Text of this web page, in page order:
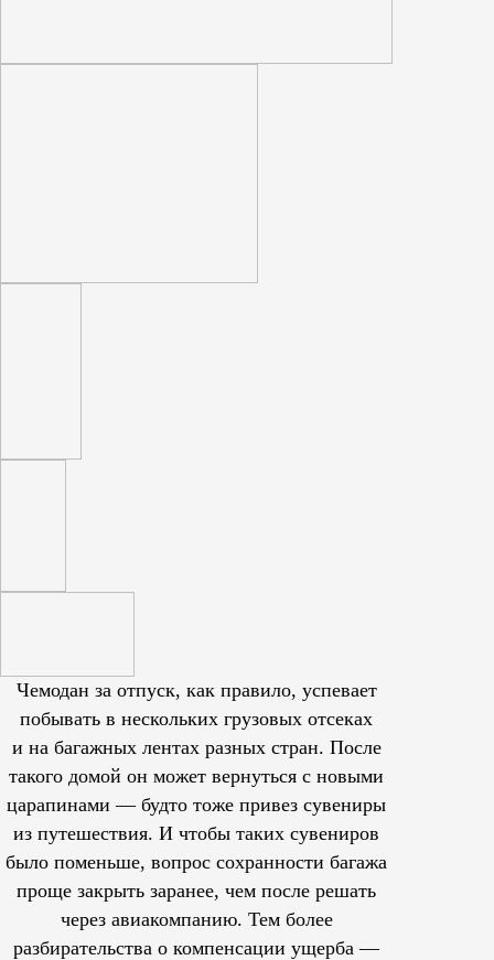
Чемодан за отпуск, как правило, успевает
побывать в нескольких грузовых отсеках
и на багажных лентах разных стран. После
такого домой он может вернуться с новыми
царапинами — будто тоже привез сувениры
из путешествия. И чтобы таких сувениров
было поменьше, вопрос сохранности багажа
проще закрыть заранее, чем после решать
через авиакомпанию. Тем более
разбирательства о компенсации ущерба —